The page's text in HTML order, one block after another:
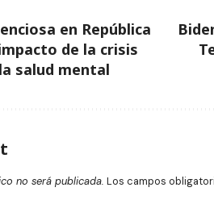
en República
de la crisis
salud mental
no será publicada. Los campos